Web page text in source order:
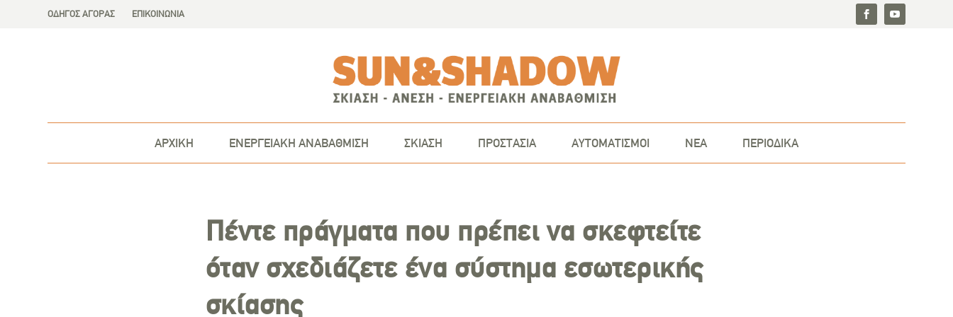
ΟΔΗΓΟΣ ΑΓΟΡΑΣ ΕΠΙΚΟΙΝΩΝΙΑ
ΑΡΧΙΚΗ ΕΝΕΡΓΕΙΑΚΗ ΑΝΑΒΑΘΜΙΣΗ ΣΚΙΑΣΗ ΠΡΟΣΤΑΣΙΑ ΑΥΤΟΜΑΤΙΣΜΟΙ ΝΕΑ ΠΕΡΙΟΔΙΚΑ
Πέντε πράγματα που πρέπει να σκεφτείτε
όταν σχεδιάζετε ένα σύστημα εσωτερικής
σκίασης